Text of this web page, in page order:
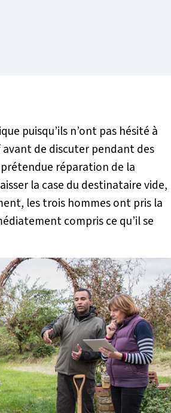
puisqu’ils n’ont pas hésité à
avant de discuter pendant des
réparation de la
la case du destinataire vide,
les trois hommes ont pris la
compris ce qu’il se